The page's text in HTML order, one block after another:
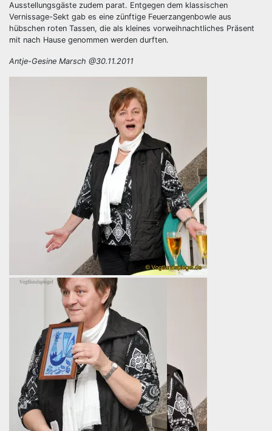
Ausstellungsgäste zudem parat. Entgegen dem klassischen
Vernissage-Sekt gab es eine zünftige Feuerzangenbowle aus
hübschen roten Tassen, die als kleines vorweihnachtliches Präsent
mit nach Hause genommen werden durften.
Antje-Gesine Marsch @30.11.2011
„Theater, Theater“, so kündigt die Geschäftsführerin
der Greizer Energieversorgung, Heidrun Jenennchen
den titel der Ausstellung an.